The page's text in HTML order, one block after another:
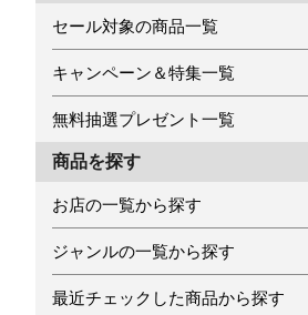
セール対象の商品一覧
キャンペーン＆特集一覧
無料抽選プレゼント一覧
商品を探す
お店の一覧から探す
ジャンルの一覧から探す
最近チェックした商品から探す